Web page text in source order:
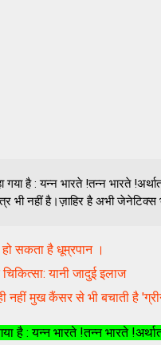
गया है : यन्न भारते !तन्न भारते
भी नहीं है।ज़ाहिर है अभी जेनेटिक्स
सकता है धूम्रपान ।
यानी जादुई इलाज
नहीं मुख कैंसर से भी बचाती है
है : यन्न भारते !तन्न भारते